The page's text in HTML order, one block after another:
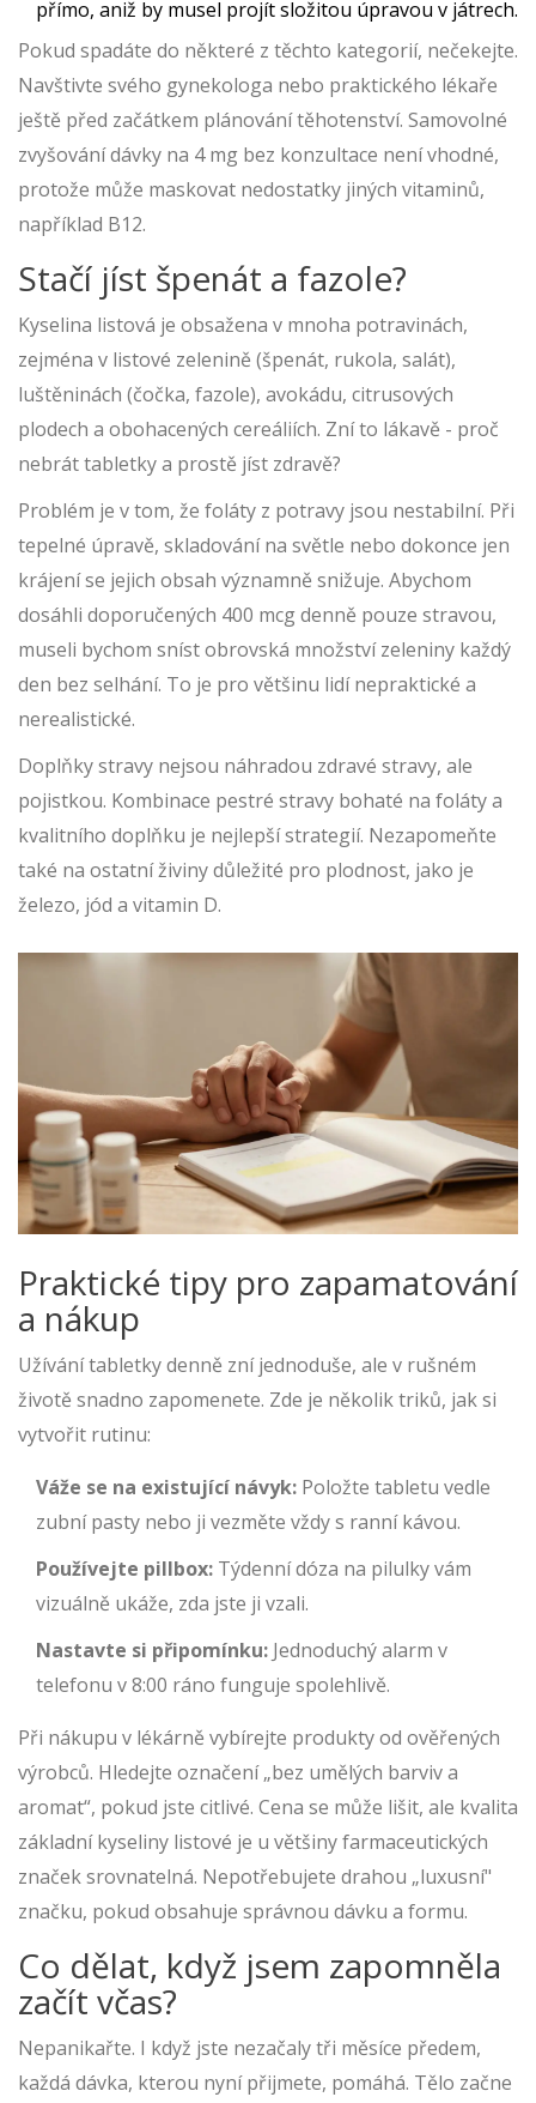
přímo, aniž by musel projít složitou úpravou v játrech.
Pokud spadáte do některé z těchto kategorií, nečekejte.
Navštivte svého gynekologa nebo praktického lékaře
ještě před začátkem plánování těhotenství. Samovolné
zvyšování dávky na 4 mg bez konzultace není vhodné,
protože může maskovat nedostatky jiných vitaminů,
například B12.
Stačí jíst špenát a fazole?
Kyselina listová je obsažena v mnoha potravinách,
zejména v listové zelenině (špenát, rukola, salát),
luštěninách (čočka, fazole), avokádu, citrusových
plodech a obohacených cereáliích. Zní to lákavě - proč
nebrát tabletky a prostě jíst zdravě?
Problém je v tom, že foláty z potravy jsou nestabilní. Při
tepelné úpravě, skladování na světle nebo dokonce jen
krájení se jejich obsah významně snižuje. Abychom
dosáhli doporučených 400 mcg denně pouze stravou,
museli bychom sníst obrovská množství zeleniny každý
den bez selhání. To je pro většinu lidí nepraktické a
nerealistické.
Doplňky stravy nejsou náhradou zdravé stravy, ale
pojistkou. Kombinace pestré stravy bohaté na foláty a
kvalitního doplňku je nejlepší strategií. Nezapomeňte
také na ostatní živiny důležité pro plodnost, jako je
železo, jód a vitamin D.
Praktické tipy pro zapamatování
a nákup
Užívání tabletky denně zní jednoduše, ale v rušném
životě snadno zapomenete. Zde je několik triků, jak si
vytvořit rutinu:
Váže se na existující návyk: Položte tabletu vedle
zubní pasty nebo ji vezměte vždy s ranní kávou.
Používejte pillbox: Týdenní dóza na pilulky vám
vizuálně ukáže, zda jste ji vzali.
Nastavte si připomínku: Jednoduchý alarm v
telefonu v 8:00 ráno funguje spolehlivě.
Při nákupu v lékárně vybírejte produkty od ověřených
výrobců. Hledejte označení „bez umělých barviv a
aromat“, pokud jste citlivé. Cena se může lišit, ale kvalita
základní kyseliny listové je u většiny farmaceutických
značek srovnatelná. Nepotřebujete drahou „luxusní"
značku, pokud obsahuje správnou dávku a formu.
Co dělat, když jsem zapomněla
začít včas?
Nepanikařte. I když jste nezačaly tři měsíce předem,
každá dávka, kterou nyní přijmete, pomáhá. Tělo začne